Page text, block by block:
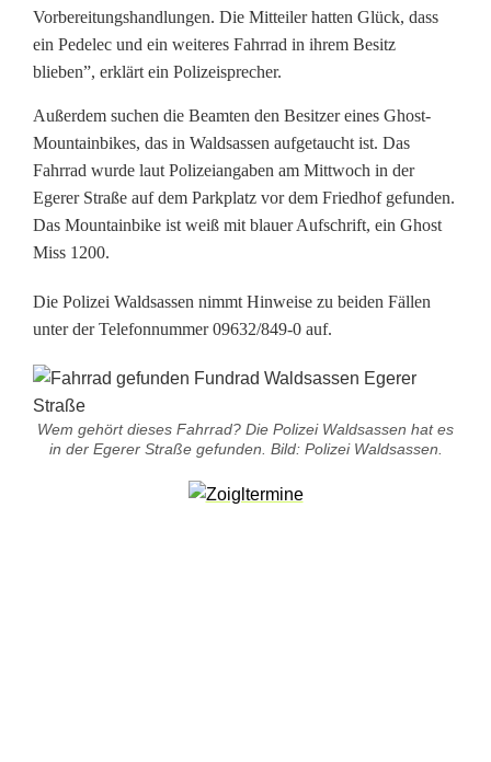
h
l
p
l
ä
n
d
r
c
Vorbereitungshandlungen. Die Mitteiler hatten Glück, dass
ein Pedelec und ein weiteres Fahrrad in ihrem Besitz
blieben”, erklärt ein Polizeisprecher.
Außerdem suchen die Beamten den Besitzer eines Ghost-
Mountainbikes, das in Waldsassen aufgetaucht ist. Das
Fahrrad wurde laut Polizeiangaben am Mittwoch in der
Egerer Straße auf dem Parkplatz vor dem Friedhof gefunden.
Das Mountainbike ist weiß mit blauer Aufschrift, ein Ghost
Miss 1200.
Die Polizei Waldsassen nimmt Hinweise zu beiden Fällen
unter der Telefonnummer 09632/849-0 auf.
Wem gehört dieses Fahrrad? Die Polizei Waldsassen hat es
in der Egerer Straße gefunden. Bild: Polizei Waldsassen.